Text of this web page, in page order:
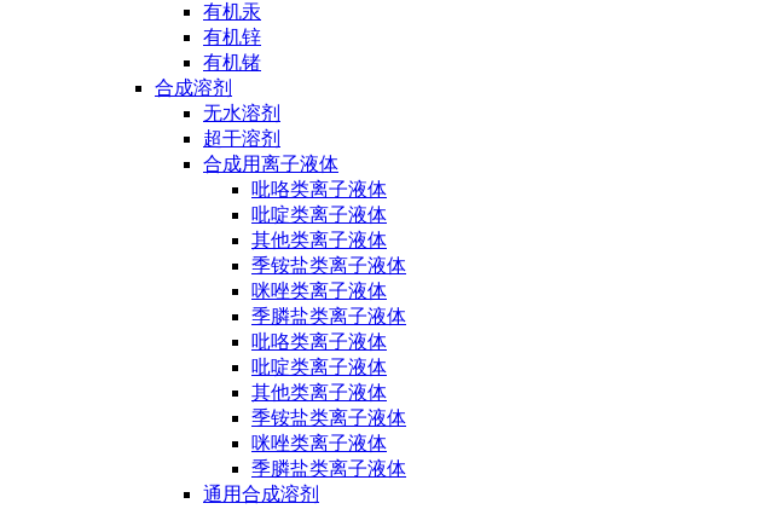
有机汞
有机锌
有机锗
合成溶剂
无水溶剂
超干溶剂
合成用离子液体
吡咯类离子液体
吡啶类离子液体
其他类离子液体
季铵盐类离子液体
咪唑类离子液体
季膦盐类离子液体
吡咯类离子液体
吡啶类离子液体
其他类离子液体
季铵盐类离子液体
咪唑类离子液体
季膦盐类离子液体
通用合成溶剂